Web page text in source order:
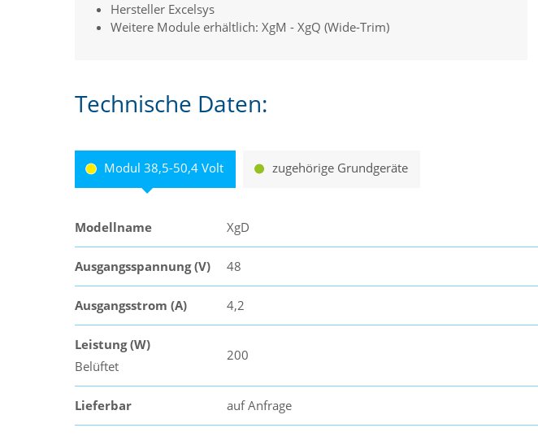
Hersteller Excelsys
Weitere Module erhältlich: XgM - XgQ (Wide-Trim)
Technische Daten:
Modul 38,5-50,4 Volt zugehörige Grundgeräte
Modellname XgD
Ausgangsspannung (V) 48
Ausgangsstrom (A) 4,2
Leistung (W)
Belüftet
200
Lieferbar auf Anfrage